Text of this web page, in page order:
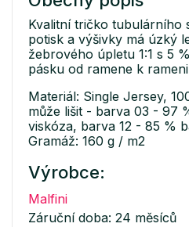
Kvalitní tričko tubulárního
potisk a výšivky má úzký
žebrového úpletu 1:1 s 5
pásku od ramene k
Materiál: Single Jersey,
může lišit - barva 03 - 97
viskóza, barva 12 - 85 %
Gramáž: 160 g / m2
Výrobce:
Malfini
Záruční doba: 24 měsíců